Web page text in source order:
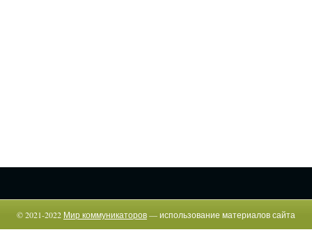
© 2021-2022 Мир коммуникаторов— использование материалов сайта